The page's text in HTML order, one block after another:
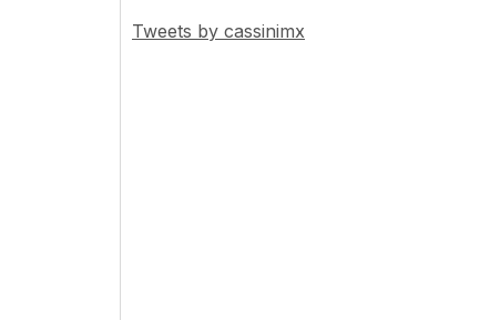
Tweets by cassinimx